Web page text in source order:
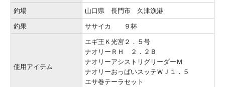
釣場
山口県 長門市 久津漁港
釣果
ササイカ ９杯
使用アイテム
エギ王Ｋ光宮２．５号
ナオリーＲＨ ２．２Ｂ
ナオリーアシストリグリーダーＭ
ナオリーおっぱいスッテＷＪ１．５
エサ巻テーラセット